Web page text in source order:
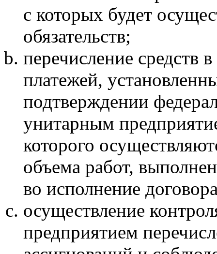
с которых будет
обязательств;
перечисление средств
платежей,
подтверждении
унитарным
которого
объема работ,
во исполнение
осуществление
предприятием